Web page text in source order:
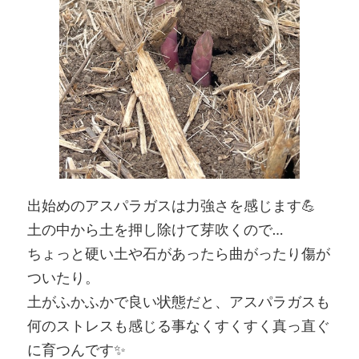
出始めのアスパラガスは力強さを感じます💪
土の中から土を押し除けて芽吹くので…
ちょっと硬い土や石があったら曲がったり傷が
ついたり。
土がふかふかで良い状態だと、アスパラガスも
何のストレスも感じる事なくすくすく真っ直ぐ
に育つんです✨